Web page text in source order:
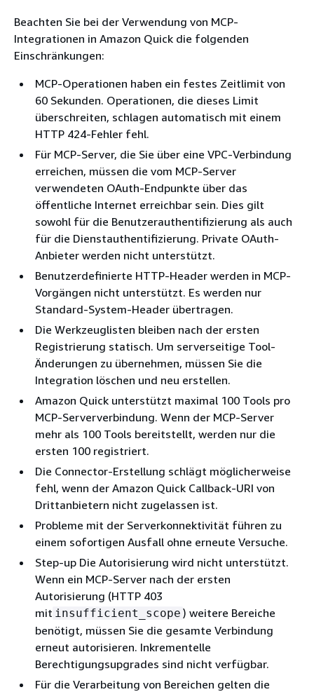
Beachten Sie bei der Verwendung von MCP-
Integrationen in Amazon Quick die folgenden
Einschränkungen:
MCP-Operationen haben ein festes Zeitlimit von
60 Sekunden. Operationen, die dieses Limit
überschreiten, schlagen automatisch mit einem
HTTP 424-Fehler fehl.
Für MCP-Server, die Sie über eine VPC-Verbindung
erreichen, müssen die vom MCP-Server
verwendeten OAuth-Endpunkte über das
öffentliche Internet erreichbar sein. Dies gilt
sowohl für die Benutzerauthentifizierung als auch
für die Dienstauthentifizierung. Private OAuth-
Anbieter werden nicht unterstützt.
Benutzerdefinierte HTTP-Header werden in MCP-
Vorgängen nicht unterstützt. Es werden nur
Standard-System-Header übertragen.
Die Werkzeuglisten bleiben nach der ersten
Registrierung statisch. Um serverseitige Tool-
Änderungen zu übernehmen, müssen Sie die
Integration löschen und neu erstellen.
Amazon Quick unterstützt maximal 100 Tools pro
MCP-Serververbindung. Wenn der MCP-Server
mehr als 100 Tools bereitstellt, werden nur die
ersten 100 registriert.
Die Connector-Erstellung schlägt möglicherweise
fehl, wenn der Amazon Quick Callback-URI von
Drittanbietern nicht zugelassen ist.
Probleme mit der Serverkonnektivität führen zu
einem sofortigen Ausfall ohne erneute Versuche.
Step-up Die Autorisierung wird nicht unterstützt.
Wenn ein MCP-Server nach der ersten
Autorisierung (HTTP 403
mit insufficient_scope ) weitere Bereiche
benötigt, müssen Sie die gesamte Verbindung
erneut autorisieren. Inkrementelle
Berechtigungsupgrades sind nicht verfügbar.
Für die Verarbeitung von Bereichen gelten die